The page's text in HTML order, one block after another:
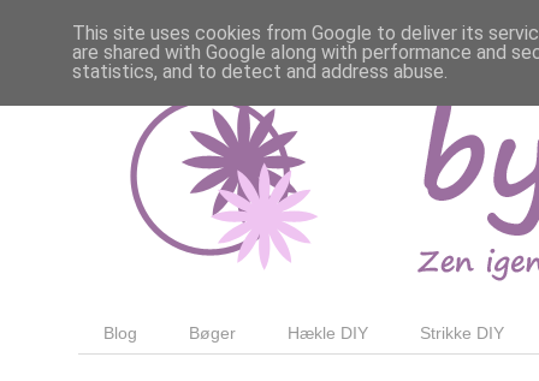
Blog Bøger Hækle DIY Strikke DIY
This site uses cookies from Google to deliver its
are shared with Google along with performance and
statistics, and to detect and address abuse.